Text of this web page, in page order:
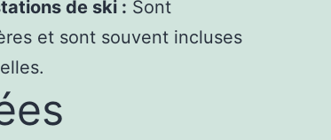
de ski : Sont
et sont souvent incluses